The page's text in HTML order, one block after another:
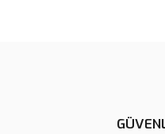
Ürün açıklamasında eksik